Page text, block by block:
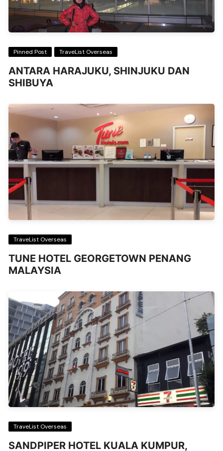
Pinned Post TraveList Overseas
ANTARA HARAJUKU, SHINJUKU DAN
SHIBUYA
TraveList Overseas
TUNE HOTEL GEORGETOWN PENANG
MALAYSIA
TraveList Overseas
SANDPIPER HOTEL KUALA KUMPUR,